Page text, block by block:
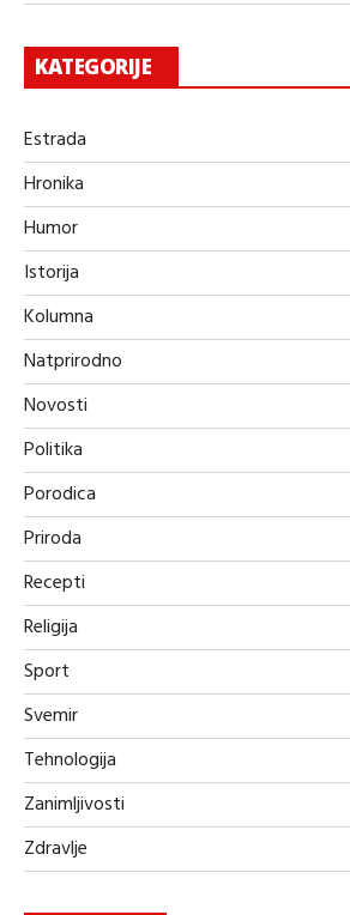
KATEGORIJE
Estrada
Hronika
Humor
Istorija
Kolumna
Natprirodno
Novosti
Politika
Porodica
Priroda
Recepti
Religija
Sport
Svemir
Tehnologija
Zanimljivosti
Zdravlje